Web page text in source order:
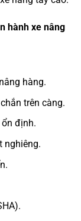
hành xe nâng
hàng.
trên càng.
định.
nghiêng.